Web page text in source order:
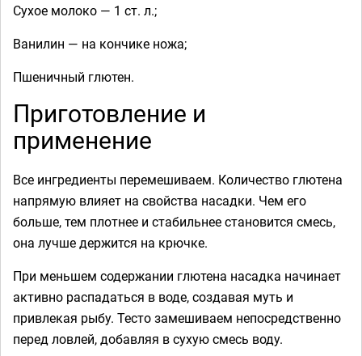
Сухое молоко — 1 ст. л.;
Ванилин — на кончике ножа;
Пшеничный глютен.
Приготовление и
применение
Все ингредиенты перемешиваем. Количество глютена
напрямую влияет на свойства насадки. Чем его
больше, тем плотнее и стабильнее становится смесь,
она лучше держится на крючке.
При меньшем содержании глютена насадка начинает
активно распадаться в воде, создавая муть и
привлекая рыбу. Тесто замешиваем непосредственно
перед ловлей, добавляя в сухую смесь воду.